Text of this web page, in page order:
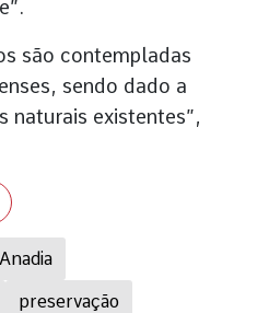
preservação
são contempladas
sendo dado a
naturais existentes”,